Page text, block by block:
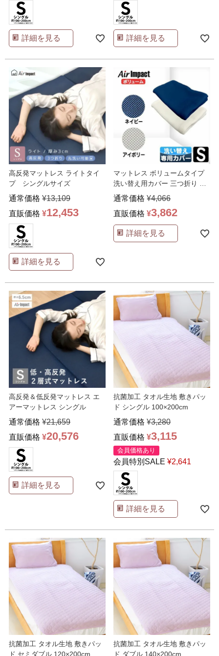
詳細を見る 詳細を見る
高反発マットレス ライトタイ
プ シングルサイズ
通常価格 ¥13,109
直販価格 ¥12,453
詳細を見る
マットレス ボリュームタイプ
洗い替え用カバー 三つ折り シ
ングル
通常価格 ¥4,066
直販価格 ¥3,862
詳細を見る
高反発＆低反発マットレス エ
アーマットレス シングル
通常価格 ¥21,659
直販価格 ¥20,576
詳細を見る
抗菌加工 タオル生地 敷きパッ
ド シングル 100×200cm
通常価格 ¥3,280
直販価格 ¥3,115
会員価格あり
会員特別SALE ¥2,641
詳細を見る
抗菌加工 タオル生地 敷きパッ
ド セミダブル 120×200cm
抗菌加工 タオル生地 敷きパッ
ド ダブル 140×200cm